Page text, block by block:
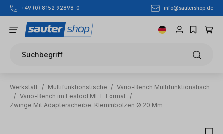
Zum Hauptinhalt springen
+49 (0) 8152 92898-0 info@sautershop.de
Suchbegriff
Werkstatt / Multifunktionstische / Vario-Bench Multifunktionstisch
/ Vario-Bench im Festool MFT-Format /
Zwinge Mit Adapterscheibe. Klemmbolzen Ø 20 Mm